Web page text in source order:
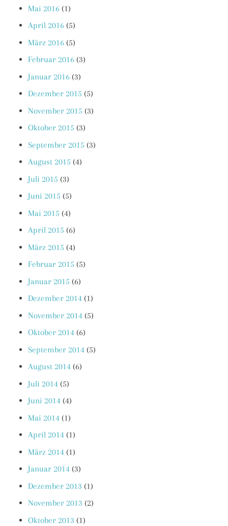
Mai 2016 (1)
April 2016 (5)
März 2016 (5)
Februar 2016 (3)
Januar 2016 (3)
Dezember 2015 (5)
November 2015 (3)
Oktober 2015 (3)
September 2015 (3)
August 2015 (4)
Juli 2015 (3)
Juni 2015 (5)
Mai 2015 (4)
April 2015 (6)
März 2015 (4)
Februar 2015 (5)
Januar 2015 (6)
Dezember 2014 (1)
November 2014 (5)
Oktober 2014 (6)
September 2014 (5)
August 2014 (6)
Juli 2014 (5)
Juni 2014 (4)
Mai 2014 (1)
April 2014 (1)
März 2014 (1)
Januar 2014 (3)
Dezember 2013 (1)
November 2013 (2)
Oktober 2013 (1)